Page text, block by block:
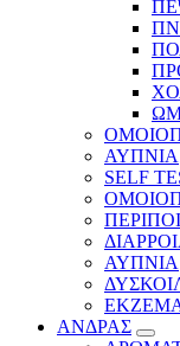
ΑΥΠΝΙΑ
SELF
ΑΥΠΝΙΑ
ΑΝΔΡΑΣ